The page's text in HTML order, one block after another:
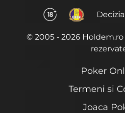
Decizia
© 2005 - 2026
Poker
Termeni si
Joaca